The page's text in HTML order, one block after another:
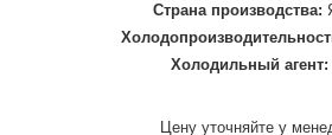
Страна производства:
Холодильный агент:
Цену уточняйте у